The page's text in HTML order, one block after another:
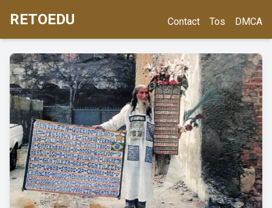
RETOEDU Contact Tos DMCA